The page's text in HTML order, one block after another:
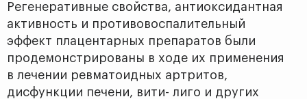
Регенеративные свойства, антиоксидантная
активность и противовоспалительный
эффект плацентарных препаратов были
продемонстрированы в ходе их применения
в лечении ревматоидных артритов,
дисфункции печени, вити- лиго и других